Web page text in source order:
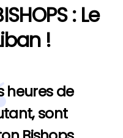
: Le
!
heures de
sont